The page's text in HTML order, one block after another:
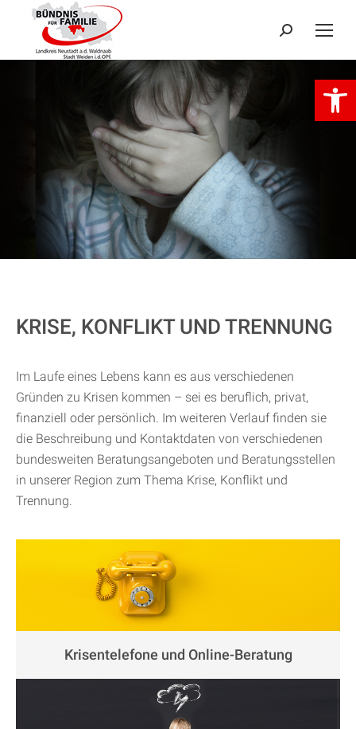
Search:
KRISE, KONFLIKT UND TRENNUNG
Im Laufe eines Lebens kann es aus verschiedenen
Gründen zu Krisen kommen – sei es beruflich, privat,
finanziell oder persönlich. Im weiteren Verlauf finden sie
die Beschreibung und Kontaktdaten von verschiedenen
bundesweiten Beratungsangeboten und Beratungsstellen
in unserer Region zum Thema Krise, Konflikt und
Trennung.
Krisentelefone und Online-Beratung